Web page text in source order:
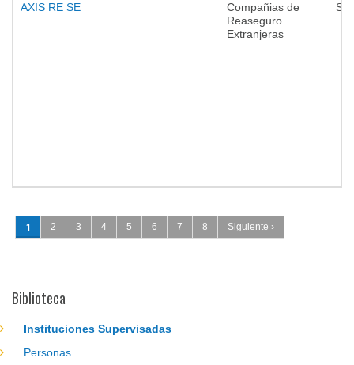
AXIS RE SE
Compañias de
Reaseguro
Extranjeras
Páginas
1 2 3 4 5 6 7 8 Siguiente ›
Biblioteca
Instituciones Supervisadas
Personas